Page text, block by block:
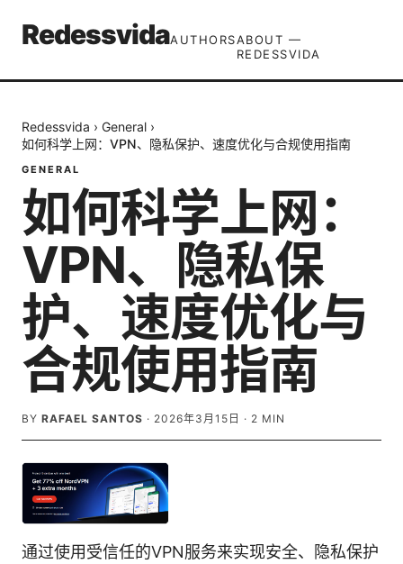
RedessvidaAUTHORSABOUT —
REDESSVIDA
Redessvida › General ›
如何科学上网：VPN、隐私保护、速度优化与合规使用指南
GENERAL
如何科学上网：
VPN、隐私保
护、速度优化与
合规使用指南
BY RAFAEL SANTOS · 2026年3月15日 · 2 MIN
通过使用受信任的VPN服务来实现安全、隐私保护